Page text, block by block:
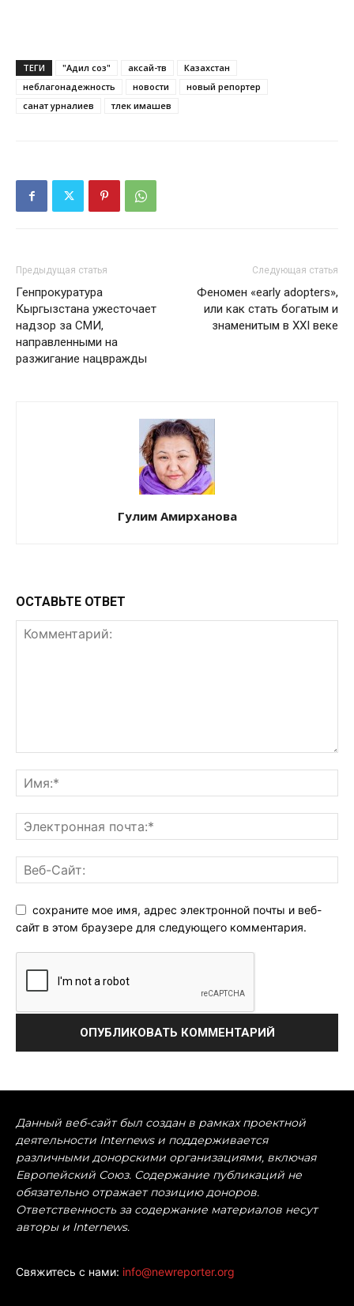
ТЕГИ "Адил соз" аксай-тв
Казахстан
неблагонадежность
новости
новый репортер
санат урналиев
тлек имашев
Предыдущая статья
Генпрокуратура
Кыргызстана ужесточает
надзор за СМИ,
направленными на
разжигание нацвражды
Следующая статья
Феномен «early adopters»,
или как стать богатым и
знаменитым в XXI веке
Гулим Амирханова
ОСТАВЬТЕ ОТВЕТ
сохраните мое имя, адрес электронной почты и веб-
сайт в этом браузере для следующего комментария.
Данный веб-сайт был создан в рамках проектной
деятельности Internews и поддерживается
различными донорскими организациями, включая
Европейский Союз. Содержание публикаций не
обязательно отражает позицию доноров.
Ответственность за содержание материалов несут
авторы и Internews.
Свяжитесь с нами: info@newreporter.org